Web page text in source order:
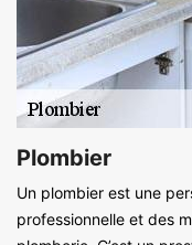
Plombier
Un plombier est une
professionnelle et des